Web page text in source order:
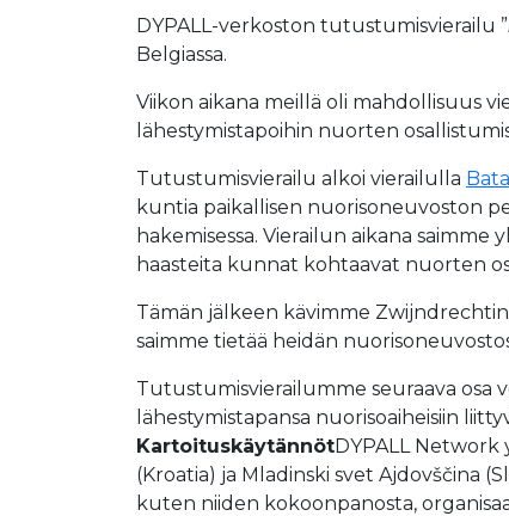
DYPALL-verkoston tutustumisvierailu ”
Belgiassa.
Viikon aikana meillä oli mahdollisuus
lähestymistapoihin nuorten
Tutustumisvierailu alkoi vierailulla
kuntia paikallisen nuorisoneuvoston
hakemisessa. Vierailun aikana
haasteita kunnat kohtaavat nuorten
Tämän jälkeen kävimme
saimme tietää heidän
Tutustumisvierailumme seuraava osa
lähestymistapansa nuorisoaiheisiin
KartoituskäytännötDYPALL Network
(Kroatia) ja Mladinski svet Ajdovščina
kuten niiden kokoonpanosta,